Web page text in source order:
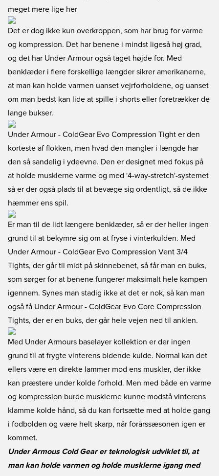
meget mere lige her
Det er dog ikke kun overkroppen, som har brug for varme
og kompression. Det har benene i mindst ligeså høj grad,
og det har Under Armour også taget højde for. Med
benklæder i flere forskellige længder sikrer amerikanerne,
at man kan holde varmen uanset vejrforholdene, og uanset
om man bedst kan lide at spille i shorts eller foretrækker de
lange bukser.
Under Armour - ColdGear Evo Compression Tight er den
korteste af flokken, men hvad den mangler i længde har
den så sandelig i ydeevne. Den er designet med fokus på
at holde musklerne varme og med '4-way-stretch'-systemet
så er der også plads til at bevæge sig ordentligt, så de ikke
hæmmer ens spil.
Er man til de lidt længere benklæder, så er der heller ingen
grund til at bekymre sig om at fryse i vinterkulden. Med
Under Armour - ColdGear Evo Compression Vent 3/4
Tights, der går til midt på skinnebenet, så får man en buks,
som sørger for at benene fungerer maksimalt hele kampen
igennem. Synes man stadig ikke at det er nok, så kan man
også få Under Armour - ColdGear Evo Core Compression
Tights, der er en buks, der går hele vejen ned til anklen.
Med Under Armours baselayer kollektion er der ingen
grund til at frygte vinterens bidende kulde. Normal kan det
ellers være en direkte lammer mod ens muskler, der ikke
kan præstere under kolde forhold. Men med både en varme
og kompression burde musklerne kunne modstå vinterens
klamme kolde hånd, så du kan fortsætte med at holde gang
i fodbolden og være helt skarp, når forårssæsonen igen er
kommet.
Under Armous Cold Gear er teknologisk udviklet til, at
man kan holde varmen og holde musklerne igang med